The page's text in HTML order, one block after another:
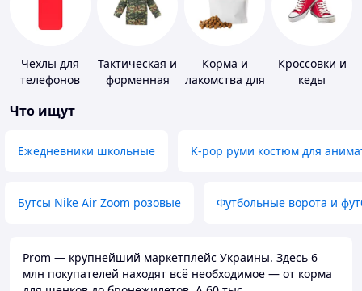
Чехлы для
телефонов
Тактическая и
форменная
Корма и
лакомства для
Кроссовки и
кеды
Что ищут
Ежедневники школьные K-pop руми костюм для
Бутсы Nike Air Zoom розовые Футбольные ворота и
Prom — крупнейший маркетплейс Украины. Здесь 6
млн покупателей находят всё необходимое — от корма